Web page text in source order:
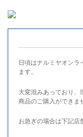
日頃はナルミヤオン
ます。
大変混みあっており、
商品のご購入ができま
お急ぎの場合は下記店